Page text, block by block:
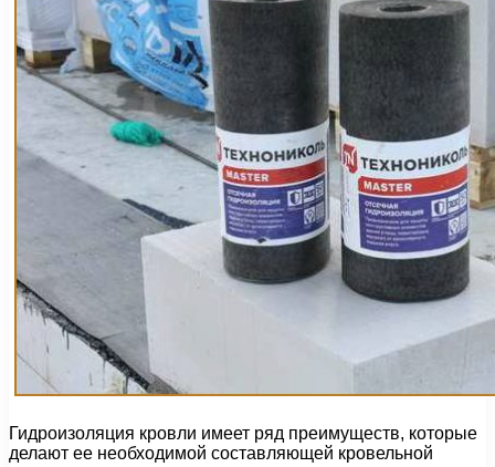
Гидроизоляция кровли имеет ряд преимуществ, которые
делают ее необходимой составляющей кровельной